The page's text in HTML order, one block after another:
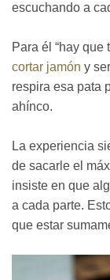
escuchando a
Para él “hay
cortar jamón y
respira esa pata
ahínco.
La experiencia
de sacarle el
insiste en que
a cada parte.
que estar